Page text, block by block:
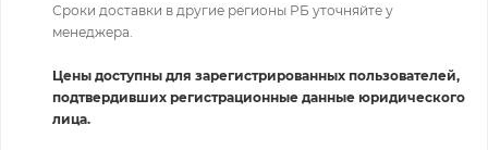
Сроки доставки в другие регионы РБ уточняйте у
менеджера.
Цены доступны для зарегистрированных пользователей,
подтвердивших регистрационные данные юридического
лица.